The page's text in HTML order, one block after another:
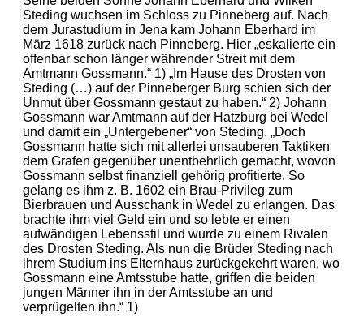
Steding wuchsen im Schloss zu Pinneberg auf. Nach
dem Jurastudium in Jena kam Johann Eberhard im
März 1618 zurück nach Pinneberg. Hier „eskalierte ein
offenbar schon länger währender Streit mit dem
Amtmann Gossmann.“ 1) „Im Hause des Drosten von
Steding (…) auf der Pinneberger Burg schien sich der
Unmut über Gossmann gestaut zu haben.“ 2) Johann
Gossmann war Amtmann auf der Hatzburg bei Wedel
und damit ein „Untergebener“ von Steding. „Doch
Gossmann hatte sich mit allerlei unsauberen Taktiken
dem Grafen gegenüber unentbehrlich gemacht, wovon
Gossmann selbst finanziell gehörig profitierte. So
gelang es ihm z. B. 1602 ein Brau-Privileg zum
Bierbrauen und Ausschank in Wedel zu erlangen. Das
brachte ihm viel Geld ein und so lebte er einen
aufwändigen Lebensstil und wurde zu einem Rivalen
des Drosten Steding. Als nun die Brüder Steding nach
ihrem Studium ins Elternhaus zurückgekehrt waren, wo
Gossmann eine Amtsstube hatte, griffen die beiden
jungen Männer ihn in der Amtsstube an und
verprügelten ihn.“ 1)